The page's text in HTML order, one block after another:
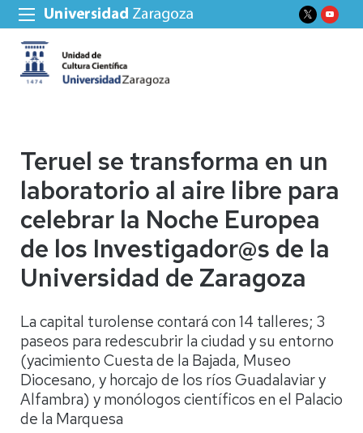
Teruel se transforma en un
laboratorio al aire libre para
celebrar la Noche Europea
de los Investigador@s de la
Universidad de Zaragoza
La capital turolense contará con 14 talleres; 3
paseos para redescubrir la ciudad y su entorno
(yacimiento Cuesta de la Bajada, Museo
Diocesano, y horcajo de los ríos Guadalaviar y
Alfambra) y monólogos científicos en el Palacio
de la Marquesa